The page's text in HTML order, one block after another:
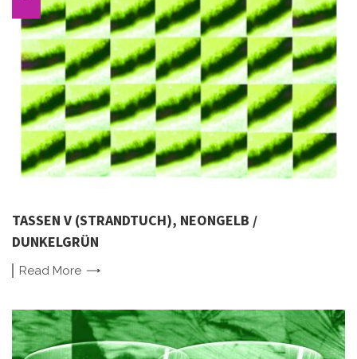
TASSEN V (STRANDTUCH), NEONGELB /
DUNKELGRÜN
Read More